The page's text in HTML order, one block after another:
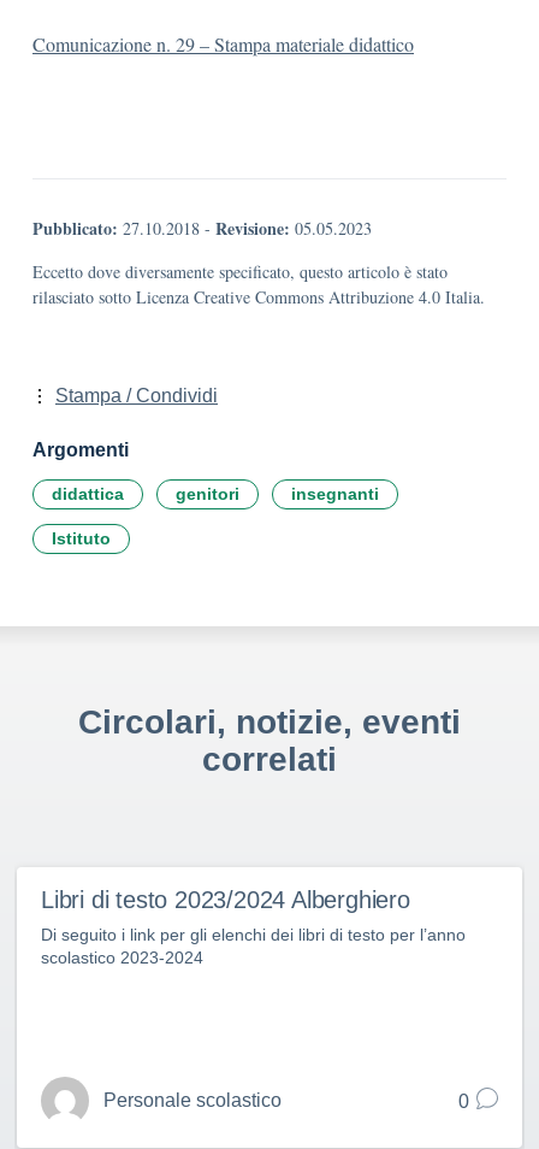
Comunicazione n. 29 – Stampa materiale didattico
Pubblicato: 27.10.2018 - Revisione: 05.05.2023
Eccetto dove diversamente specificato, questo articolo è stato
rilasciato sotto Licenza Creative Commons Attribuzione 4.0 Italia.
Stampa / Condividi
Argomenti
didattica genitori insegnanti
Istituto
Circolari, notizie, eventi
correlati
Libri di testo 2023/2024 Alberghiero
Di seguito i link per gli elenchi dei libri di testo per l’anno
scolastico 2023-2024
Personale scolastico 0